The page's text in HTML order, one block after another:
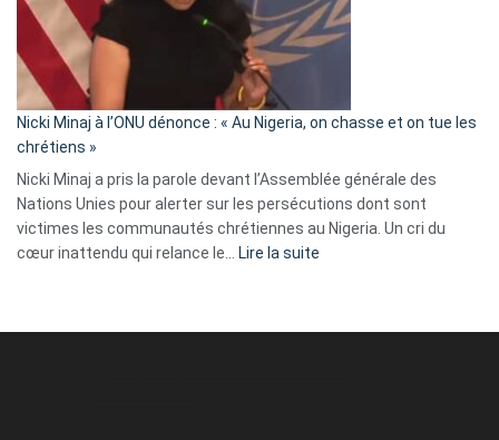
a
tout
parle
ses
tripes »
Nicki Minaj à l’ONU dénonce : « Au Nigeria, on chasse et on tue les
chrétiens »
Nicki Minaj a pris la parole devant l’Assemblée générale des
Nations Unies pour alerter sur les persécutions dont sont
victimes les communautés chrétiennes au Nigeria. Un cri du
cœur inattendu qui relance le… Lire la suite